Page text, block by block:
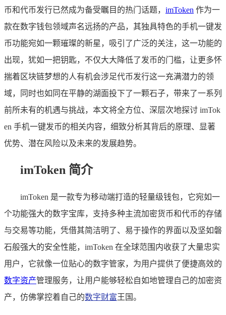
币和代币发行已然成为备受瞩目的热门话题， imToken 作为一
款在数字钱包领域声名远扬的产品，其独具特色的手机一键发
币功能宛如一颗璀璨的新星，吸引了广泛的关注，这一功能的
出现，犹如一把钥匙，不仅大大降低了发币的门槛，让更多怀
揣着区块链梦想的人有机会涉足代币发行这一充满潜力的领
域，同时也如同在平静的湖面投下了一颗石子，带来了一系列
前所未有的机遇与挑战，本文将全方位、深层次地探讨 imTok
en 手机一键发币的相关内容，细致分析其背后的原理、显著
优势、潜在风险以及未来的发展趋势。
imToken 简介
imToken 是一款专为移动端打造的轻量级钱包，它宛如一
个功能强大的数字宝库，支持多种主流加密货币和代币的存储
与交易等功能，凭借其简洁明了、易于操作的界面以及坚如磐
石般强大的安全性能，imToken 在全球范围内收获了大量忠实
用户，它就像一位贴心的数字管家，为用户提供了便捷高效的
数字资产管理服务，让用户能够轻松自如地管理自己的加密资
产，仿佛掌控着自己的数字财富王国。